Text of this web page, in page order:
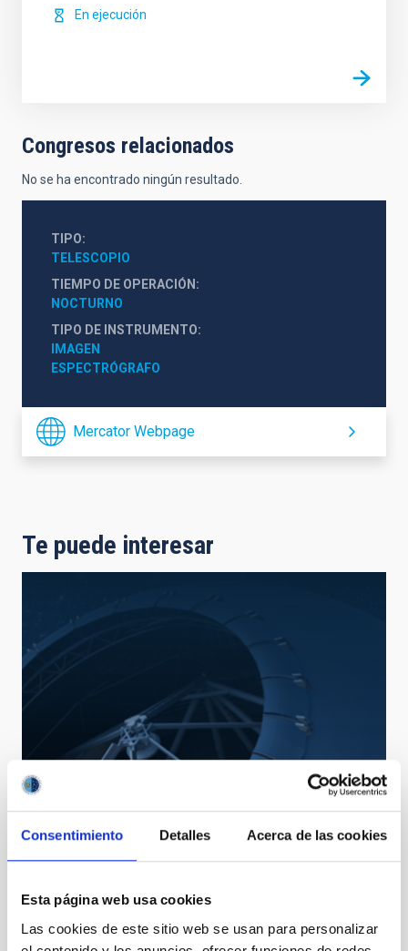
Consentimiento Detalles Acerca de las cookies
Esta página web usa cookies
Las cookies de este sitio web se usan para personalizar
En ejecución
Congresos relacionados
No se ha encontrado ningún resultado.
TIPO
TELESCOPIO
TIEMPO DE OPERACIÓN
NOCTURNO
TIPO DE INSTRUMENTO
IMAGEN
ESPECTRÓGRAFO
Mercator Webpage
Te puede interesar